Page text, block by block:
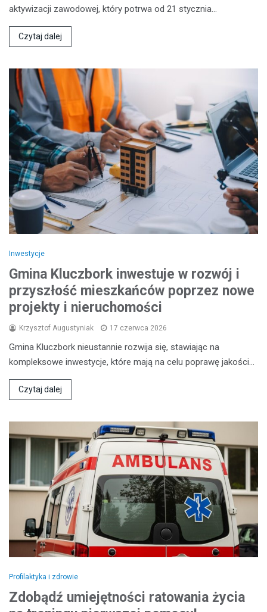
aktywizacji zawodowej, który potrwa od 21 stycznia…
Czytaj dalej
Inwestycje
Gmina Kluczbork inwestuje w rozwój i
przyszłość mieszkańców poprzez nowe
projekty i nieruchomości
Krzysztof Augustyniak 17 czerwca 2026
Gmina Kluczbork nieustannie rozwija się, stawiając na
kompleksowe inwestycje, które mają na celu poprawę jakości…
Czytaj dalej
Profilaktyka i zdrowie
Zdobądź umiejętności ratowania życia